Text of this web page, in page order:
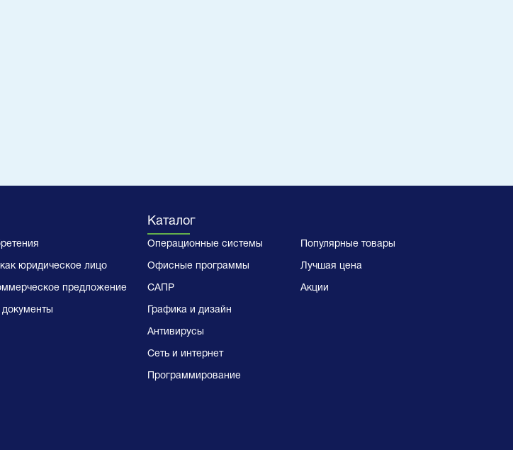
юридическое лицо
предложение
документы
Каталог
Операционные системы
Офисные программы
САПР
Графика и дизайн
Антивирусы
Сеть и интернет
Программирование
Популярные товары
Лучшая цена
Акции